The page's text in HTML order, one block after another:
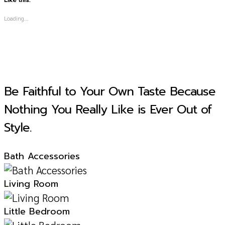
Loading...
Be Faithful to Your Own Taste Because
Nothing You Really Like is Ever Out of
Style.
Bath Accessories
Living Room
Little Bedroom